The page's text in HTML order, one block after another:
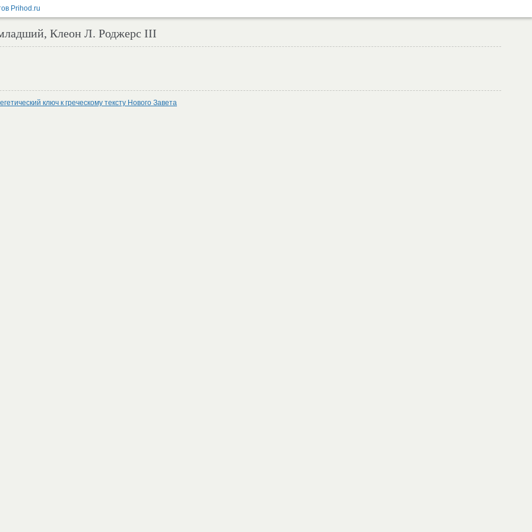
Клеон Л. Роджерс III
ключ к греческому тексту Нового Завета